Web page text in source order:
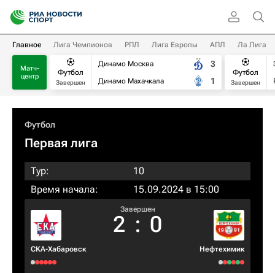
Главное Лига Чемпионов РПЛ Лига Европы АПЛ Ла Лига
Матч-
центр
Футбол
Завершен
Динамо Москва
Динамо Махачкала
3
1
Футбол
Завершен
Футбол
Первая лига
Тур:
10
Время начала:
15.09.2024 в 15:00
СКА-Хабаровск
Завершен
2 : 0
Нефтехимик